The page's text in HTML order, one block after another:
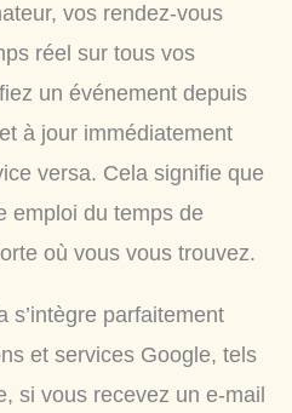
vos rendez-vous
réel sur tous vos
un événement depuis
à jour immédiatement
versa. Cela signifie que
emploi du temps de
où vous vous trouvez.
s’intègre parfaitement
et services Google, tels
si vous recevez un e-mail